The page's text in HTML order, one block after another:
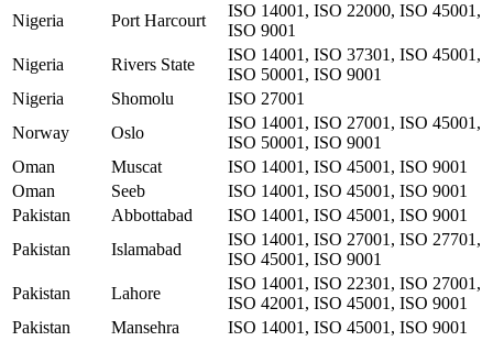
Nigeria
Port Harcourt
ISO 14001, ISO 22000, ISO 45001,
ISO 9001
Nigeria
Rivers State
ISO 14001, ISO 37301, ISO 45001,
ISO 50001, ISO 9001
Nigeria
Shomolu
ISO 27001
Norway
Oslo
ISO 14001, ISO 27001, ISO 45001,
ISO 50001, ISO 9001
Oman
Muscat
ISO 14001, ISO 45001, ISO 9001
Oman
Seeb
ISO 14001, ISO 45001, ISO 9001
Pakistan
Abbottabad
ISO 14001, ISO 45001, ISO 9001
Pakistan
Islamabad
ISO 14001, ISO 27001, ISO 27701,
ISO 45001, ISO 9001
Pakistan
Lahore
ISO 14001, ISO 22301, ISO 27001,
ISO 42001, ISO 45001, ISO 9001
Pakistan
Mansehra
ISO 14001, ISO 45001, ISO 9001